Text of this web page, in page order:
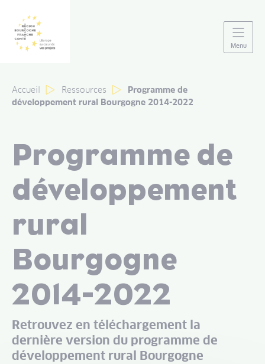
Menu
Accueil Ressources
Programme de
développement rural Bourgogne 2014-2022
Programme de
développement
rural
Bourgogne
2014-2022
Retrouvez en téléchargement la
dernière version du programme de
développement rural Bourgogne